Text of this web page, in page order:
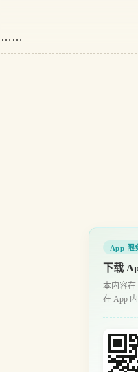
……
App 限
下载
本内容在
在 App